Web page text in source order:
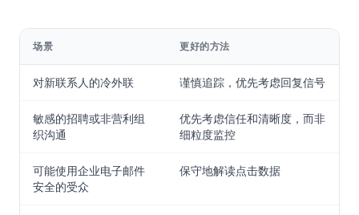
场景 更好的方法
对新联系人的冷外联 谨慎追踪，优先考虑回复信号
敏感的招聘或非营利组
织沟通
优先考虑信任和清晰度，而非
细粒度监控
可能使用企业电子邮件
安全的受众
保守地解读点击数据